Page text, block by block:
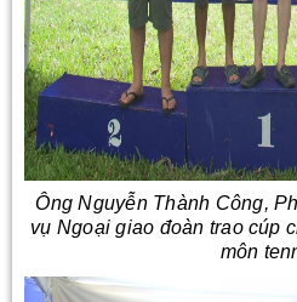
Ông Nguyễn Thành Công,
vụ Ngoại giao đoàn trao cúp
môn